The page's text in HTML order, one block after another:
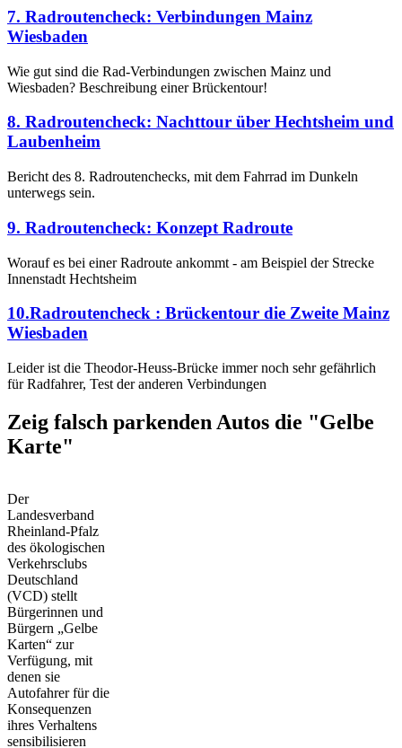
7. Radroutencheck: Verbindungen Mainz
Wiesbaden
Wie gut sind die Rad-Verbindungen zwischen Mainz und
Wiesbaden? Beschreibung einer Brückentour!
8. Radroutencheck: Nachttour über Hechtsheim und
Laubenheim
Bericht des 8. Radroutenchecks, mit dem Fahrrad im Dunkeln
unterwegs sein.
9. Radroutencheck: Konzept Radroute
Worauf es bei einer Radroute ankommt - am Beispiel der Strecke
Innenstadt Hechtsheim
10.Radroutencheck : Brückentour die Zweite Mainz
Wiesbaden
Leider ist die Theodor-Heuss-Brücke immer noch sehr gefährlich
für Radfahrer, Test der anderen Verbindungen
Zeig falsch parkenden Autos die "Gelbe
Karte"
Der
Landesverband
Rheinland-Pfalz
des ökologischen
Verkehrsclubs
Deutschland
(VCD) stellt
Bürgerinnen und
Bürgern „Gelbe
Karten“ zur
Verfügung, mit
denen sie
Autofahrer für die
Konsequenzen
ihres Verhaltens
sensibilisieren